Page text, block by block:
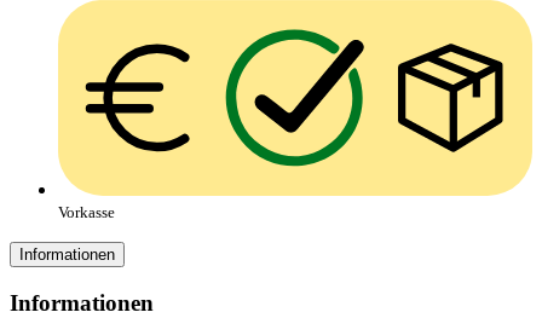
Vorkasse
Informationen
Informationen